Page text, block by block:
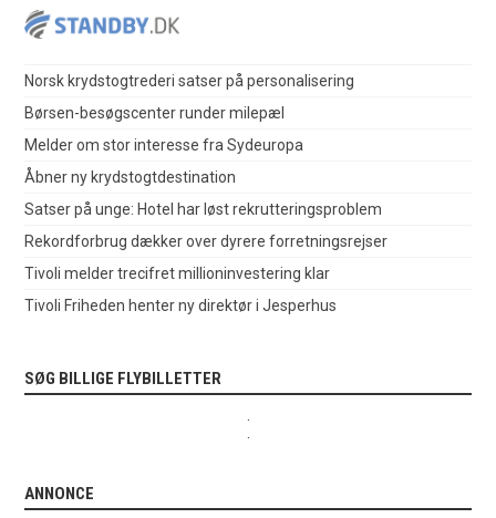
Norsk krydstogtrederi satser på personalisering
Børsen-besøgscenter runder milepæl
Melder om stor interesse fra Sydeuropa
Åbner ny krydstogtdestination
Satser på unge: Hotel har løst rekrutteringsproblem
Rekordforbrug dækker over dyrere forretningsrejser
Tivoli melder trecifret millioninvestering klar
Tivoli Friheden henter ny direktør i Jesperhus
SØG BILLIGE FLYBILLETTER
.
.
ANNONCE